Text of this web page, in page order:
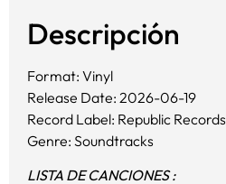
Descripción
Format: Vinyl
Release Date: 2026-06-19
Record Label: Republic Records
Genre: Soundtracks
LISTA DE CANCIONES :